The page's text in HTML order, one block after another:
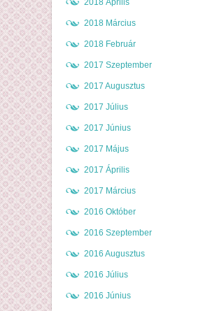
2018 Április
2018 Március
2018 Február
2017 Szeptember
2017 Augusztus
2017 Július
2017 Június
2017 Május
2017 Április
2017 Március
2016 Október
2016 Szeptember
2016 Augusztus
2016 Július
2016 Június